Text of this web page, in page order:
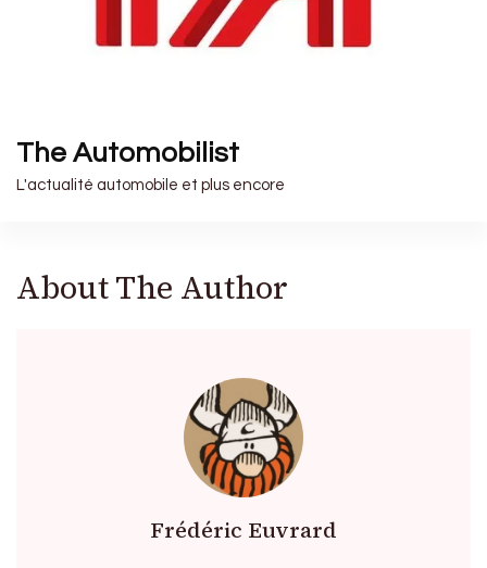
The Automobilist
L'actualité automobile et plus encore
About The Author
Frédéric Euvrard